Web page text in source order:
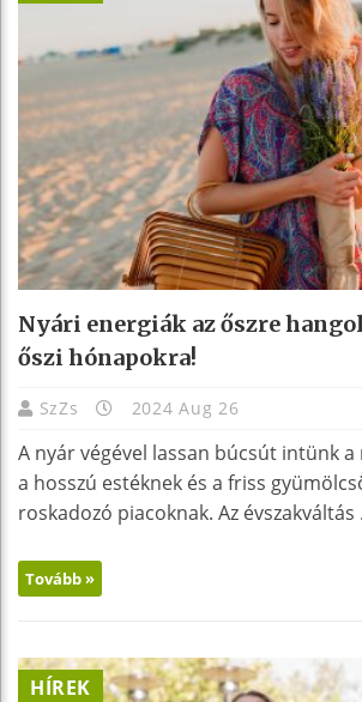
Nyári energiák az őszre
őszi hónapokra!
SzZs 2024 Aug 26
A nyár végével lassan búcsút intünk a
a hosszú estéknek és a friss
roskadozó piacoknak. Az évszakváltás
Tovább »
HÍREK